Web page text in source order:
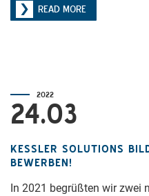
READ MORE
2022
24.03
KESSLER SOLUTIONS
EWERBEN!
In 2021 begrüßten wir zwei